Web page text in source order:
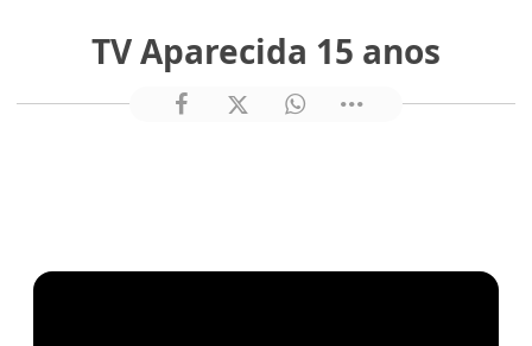
TV Aparecida 15 anos